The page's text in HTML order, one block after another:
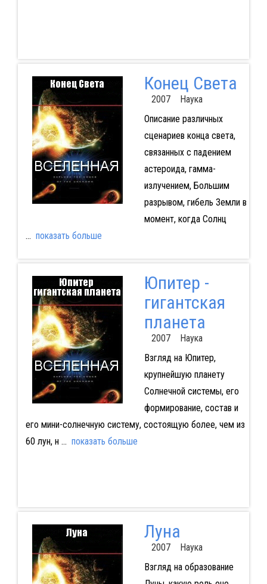
Конец Света
2007 Наука
Описание различных
сценариев конца света,
связанных с падением
астероида, гамма-
излучением, Большим
разрывом, гибель Земли в
момент, когда Солнц
... показать больше
Юпитер -
гигантская
планета
2007 Наука
Взгляд на Юпитер,
крупнейшую планету
Солнечной системы, его
формирование, состав и
его мини-солнечную систему, состоящую более, чем из
60 лун, н... показать больше
Луна
2007 Наука
Взгляд на образование